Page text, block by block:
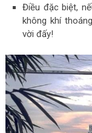
Điều đặc biệt,
không khí
vời đấy!